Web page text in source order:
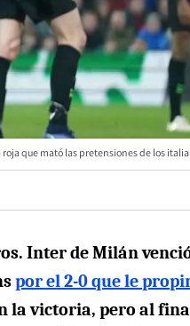
que mató las pretensiones de los
Inter de Milán
por el 2-0 que le
la victoria, pero al